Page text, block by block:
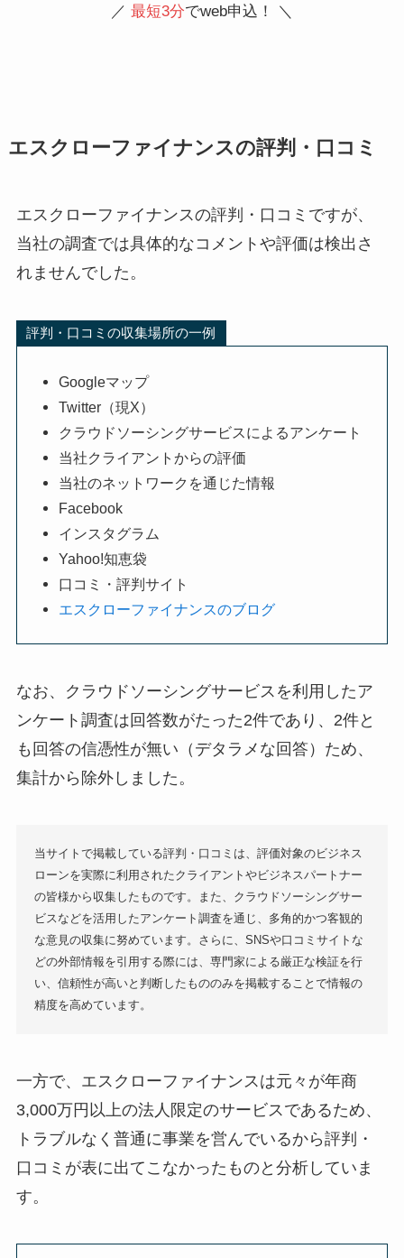
／ 最短3分でweb申込！ ＼
エスクローファイナンスの評判・口コミ
エスクローファイナンスの評判・口コミですが、
当社の調査では具体的なコメントや評価は検出さ
れませんでした。
評判・口コミの収集場所の一例
Googleマップ
Twitter（現X）
クラウドソーシングサービスによるアンケート
当社クライアントからの評価
当社のネットワークを通じた情報
Facebook
インスタグラム
Yahoo!知恵袋
口コミ・評判サイト
エスクローファイナンスのブログ
なお、クラウドソーシングサービスを利用したア
ンケート調査は回答数がたった2件であり、2件と
も回答の信憑性が無い（デタラメな回答）ため、
集計から除外しました。
当サイトで掲載している評判・口コミは、評価対象のビジネス
ローンを実際に利用されたクライアントやビジネスパートナー
の皆様から収集したものです。また、クラウドソーシングサー
ビスなどを活用したアンケート調査を通じ、多角的かつ客観的
な意見の収集に努めています。さらに、SNSや口コミサイトな
どの外部情報を引用する際には、専門家による厳正な検証を行
い、信頼性が高いと判断したもののみを掲載することで情報の
精度を高めています。
一方で、エスクローファイナンスは元々が年商
3,000万円以上の法人限定のサービスであるため、
トラブルなく普通に事業を営んでいるから評判・
口コミが表に出てこなかったものと分析していま
す。